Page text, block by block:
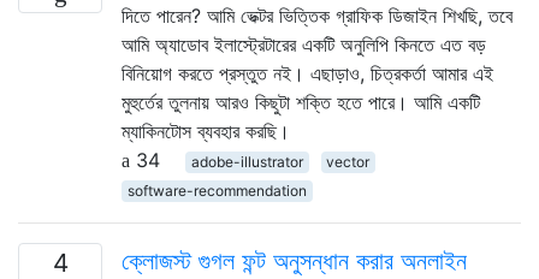
দিতে পারেন? আমি ভেক্টর ভিত্তিক গ্রাফিক ডিজাইন শিখছি, তবে
আমি অ্যাডোব ইলাস্ট্রেটারের একটি অনুলিপি কিনতে এত বড়
বিনিয়োগ করতে প্রস্তুত নই। এছাড়াও, চিত্রকর্তা আমার এই
মুহুর্তের তুলনায় আরও কিছুটা শক্তি হতে পারে। আমি একটি
ম্যাকিনটোস ব্যবহার করছি।
34
adobe-illustrator
vector
software-recommendation
4
ক্লোজস্ট গুগল ফন্ট অনুসন্ধান করার অনলাইন